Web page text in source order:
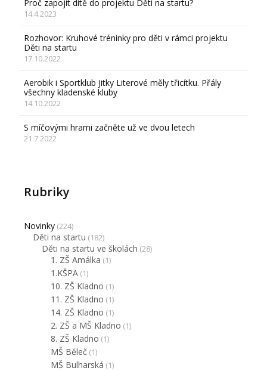
Proč zapojit dítě do projektu Děti na startu?
14.4.2023
Rozhovor: Kruhové tréninky pro děti v rámci projektu
Děti na startu
17.10.2022
Aerobik i Sportklub Jitky Literové měly třicítku. Přály
všechny kladenské kluby
14.10.2022
S míčovými hrami začněte už ve dvou letech
21.7.2022
Rubriky
Novinky (224)
Děti na startu (182)
Děti na startu ve školách (28)
1. ZŠ Amálka (1)
1.KŠPA (1)
10. ZŠ Kladno (1)
11. ZŠ Kladno (1)
14. ZŠ Kladno (1)
2. ZŠ a MŠ Kladno (1)
8. ZŠ Kladno (1)
MŠ Běleč (1)
MŠ Bulharská (1)